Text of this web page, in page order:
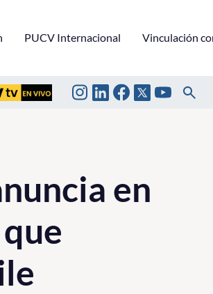
PUCV Internacional Vinculación
en